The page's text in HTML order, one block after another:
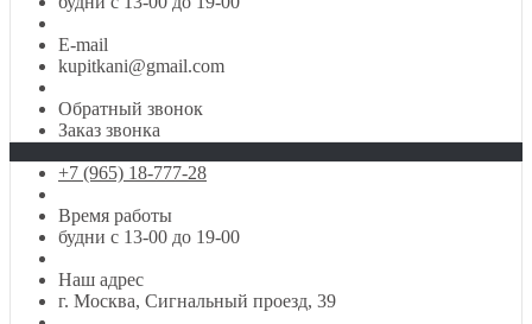
E-mail
kupitkani@gmail.com
Обратный звонок
Заказ звонка
+7 (965) 18-777-28
Время работы
будни с 13-00 до 19-00
Наш адрес
г. Москва, Сигнальный проезд, 39